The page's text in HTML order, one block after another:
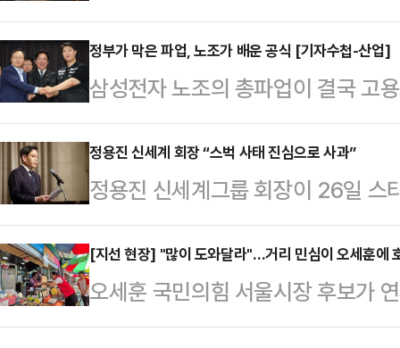
어 "운동용품을 만들 때 흔히 사용
소재의 옷을 세탁하고 입을 때마다
말했다.입자가 매우 작은 미세플라
통해 여러 장기에 …
다.증시 강세 여파로 시중 자금이
하자, 급격한 수신 이탈을 방어하기
된다.26일 금융권에 따르면 주요
신 상품의 금리를 잇달아 상향 조정
인 'KB Star 정기예금'의 금리를
개월 이상~6개월 미만 단기 상품
고, 6개…
정부가 막은 파업, 노조가 배운 공식 [기자수첩-산업]
삼성전자 노조의 총파업이 결국 고
전 멈춰 섰다. 노조는 원하던 걸 얻
한 불을 껐다. 겉으로 보면 모두가
짙게 깔린 건 왜일까.“사측은 삼성
자 노사 타결을 두고 사측을 향해
로 매년 일어날 수많은 기업들의
흘러갈 것인지를 단적으로 보여준
노사관계…
정용진 신세계 회장 “스벅 사태 진심으로 사과”
정용진 신세계그룹 회장이 26일 스
"진심으로 머리 숙여 사죄드리며
회장은 이날 서울 강남구 조선팰리
마케팅으로 인해 많은 분께서 깊은
우 무겁게 받아들이고 있다"며 이
[지선 현장] "많이 도와달라"…거리 민심이 오세훈에
오세훈 국민의힘 서울시장 후보가
등 유동 인구가 많은 곳을 찾아 지